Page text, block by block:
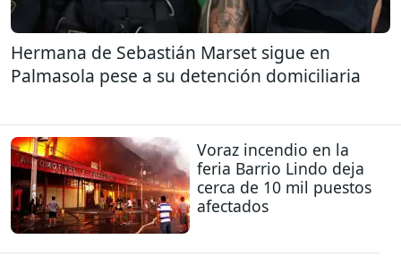
Hermana de Sebastián Marset sigue en
Palmasola pese a su detención domiciliaria
Voraz incendio en la
feria Barrio Lindo deja
cerca de 10 mil puestos
afectados